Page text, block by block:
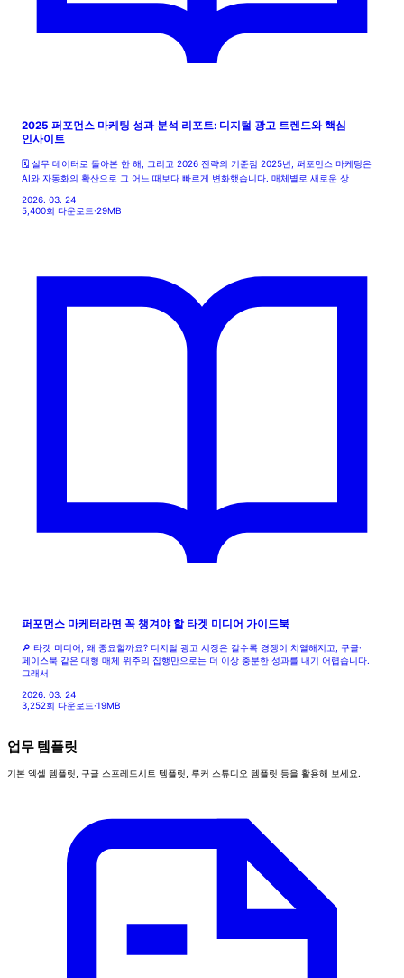
2025 퍼포먼스 마케팅 성과 분석 리포트: 디지털 광고 트렌드와 핵심
인사이트
🗓️ 실무 데이터로 돌아본 한 해, 그리고 2026 전략의 기준점 2025년, 퍼포먼스 마케팅은
AI와 자동화의 확산으로 그 어느 때보다 빠르게 변화했습니다. 매체별로 새로운 상
2026. 03. 24
5,400회 다운로드·29MB
퍼포먼스 마케터라면 꼭 챙겨야 할 타겟 미디어 가이드북
🔎 타겟 미디어, 왜 중요할까요? 디지털 광고 시장은 갈수록 경쟁이 치열해지고, 구글·
페이스북 같은 대형 매체 위주의 집행만으로는 더 이상 충분한 성과를 내기 어렵습니다.
그래서
2026. 03. 24
3,252회 다운로드·19MB
업무 템플릿
기본 엑셀 템플릿, 구글 스프레드시트 템플릿, 루커 스튜디오 템플릿 등을 활용해 보세요.